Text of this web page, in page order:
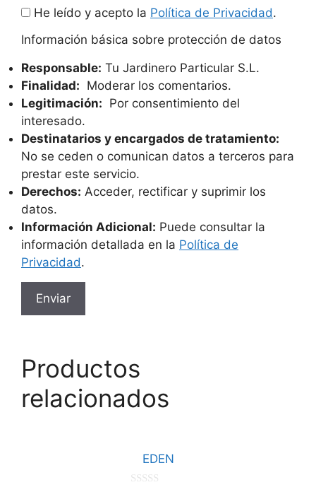
He leído y acepto la Política de Privacidad.
Información básica sobre protección de datos
Responsable: Tu Jardinero Particular S.L.
Finalidad: Moderar los comentarios.
Legitimación: Por consentimiento del
interesado.
Destinatarios y encargados de tratamiento:
No se ceden o comunican datos a terceros para
prestar este servicio.
Derechos: Acceder, rectificar y suprimir los
datos.
Información Adicional: Puede consultar la
información detallada en la Política de
Privacidad.
Productos
relacionados
EDEN